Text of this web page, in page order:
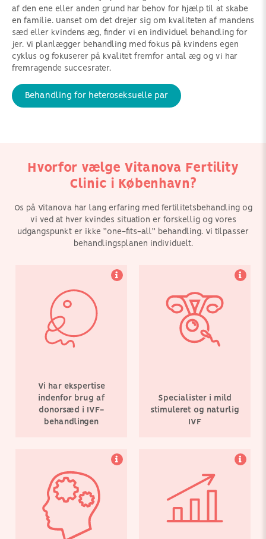
af den ene eller anden grund har behov for hjælp til at skabe
en familie. Uanset om det drejer sig om kvaliteten af mandens
sæd eller kvindens æg, finder vi en individuel behandling for
jer. Vi planlægger behandling med fokus på kvindens egen
cyklus og fokuserer på kvalitet fremfor antal æg og vi har
fremragende succesrater.
Behandling for heteroseksuelle par
Hvorfor vælge Vitanova Fertility
Clinic i København?
Os på Vitanova har lang erfaring med fertilitetsbehandling og
vi ved at hver kvindes situation er forskellig og vores
udgangspunkt er ikke ”one-fits-all” behandling. Vi tilpasser
behandlingsplanen individuelt.
Vi har ekspertise
indenfor brug af
donorsæd i IVF-
behandlingen
Vi har over 15 års erfaring
Specialister i mild
stimuleret og naturlig
IVF
Alle i vores
Vores medicinske team
arbejder hårdt på fortsat
at udvikle og skabe
fremskridt i
Vi er meget stolte over
konsekvent at have
opnået fremragende
succesrate for
centrum af København.
Vi giver kvinder fra hele
Europa adgang til en
fertilitetsbehandlinger og
stræber efter at gøre din